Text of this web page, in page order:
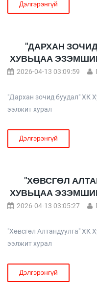
Дэлгэрэнгүй
"ДАРХАН
ХУВЬЦАА
2026-04-13 03:09:59
"Дархан зочид буудал" ХК
ээлжит хурал
Дэлгэрэнгүй
"ХӨВСГӨЛ
ХУВЬЦАА
2026-04-13 03:05:27
"Хөвсгөл Алтандуулга" ХК
ээлжит хурал
Дэлгэрэнгүй